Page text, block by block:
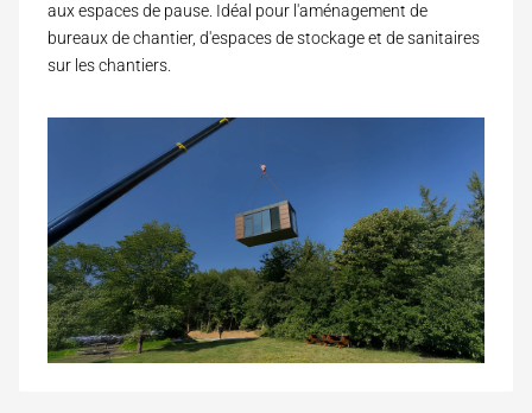
aux espaces de pause. Idéal pour l'aménagement de
bureaux de chantier, d'espaces de stockage et de sanitaires
sur les chantiers.